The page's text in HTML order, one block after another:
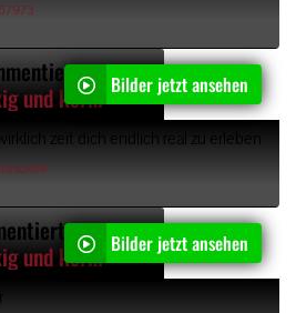
kernig oder? "
Bilder jetzt ansehen
wirklich zeit dich endlich real zu erleben
kernig oder? "
Bilder jetzt ansehen